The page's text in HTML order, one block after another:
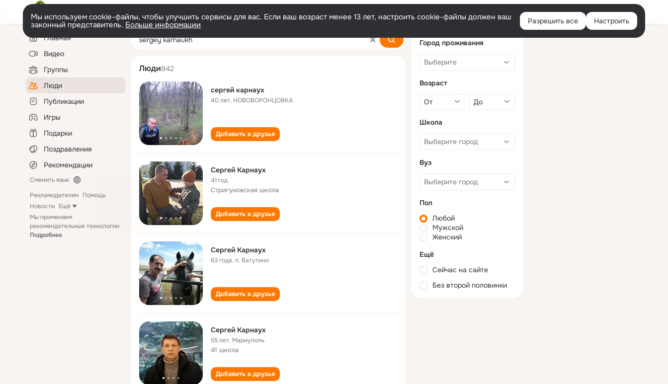
Войти
Мы используем cookie-файлы, чтобы улучшить сервисы для вас. Если ваш возраст менее 13 лет, настроить cookie-файлы должен ваш
законный представитель. Больше информации Разрешить все Настроить
Левая
колонкаГлавная
Видео
Группы
Люди
Публикации
Игры
Подарки
Поздравления
Рекомендации
Сменить язык
Рекламодателям Помощь
Новости Ещё
Мы применяем
рекомендательные технологии
Подробнее
sergey karnaukh
Люди942
сергей карнаух
40 лет, НОВОВОРОНЦОВКА
Добавить в друзья
Сергей Карнаух
41 год
Стригуновская школа
Добавить в друзья
Сергей Карнаух
63 года,п. Ватутино
Добавить в друзья
Сергей Карнаух
55 лет, Мариуполь
41 школа
Добавить в друзья
Город проживания
Возраст
Школа
Вуз
Пол
Любой
Мужской
Женский
Ещё
Сейчас на сайте
Без второй половинки